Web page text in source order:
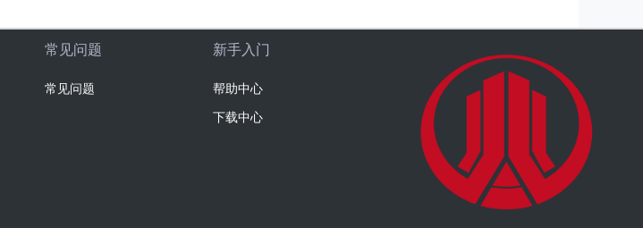
常见问题
常见问题
新手入门
帮助中心
下载中心